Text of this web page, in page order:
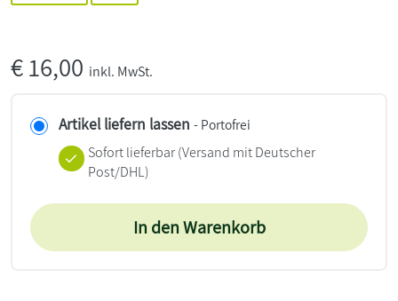
€16,00 inkl. MwSt.
Artikel liefern lassen - Portofrei
Sofort lieferbar(Versand mit Deutscher
Post/DHL)
In den Warenkorb